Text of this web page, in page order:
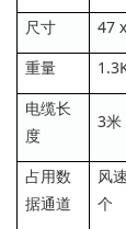
尺寸
47
重量
电缆长
度
3米
占用数
据通道
风
个